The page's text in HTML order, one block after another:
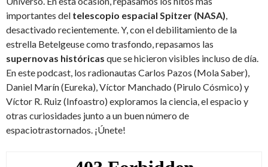
importantes del telescopio espacial Spitzer (NASA),
desactivado recientemente. Y, con el debilitamiento de la
estrella Betelgeuse como trasfondo, repasamos las
supernovas históricas que se hicieron visibles incluso de día.
En este podcast, los radionautas Carlos Pazos (Mola Saber),
Daniel Marín (Eureka), Víctor Manchado (Pirulo Cósmico) y
Víctor R. Ruiz (Infoastro) exploramos la ciencia, el espacio y
otras curiosidades junto a un buen número de
espaciotrastornados. ¡Únete!